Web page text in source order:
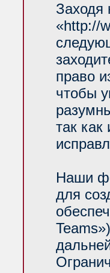
«http://
право
чтобы
так
Наши
для